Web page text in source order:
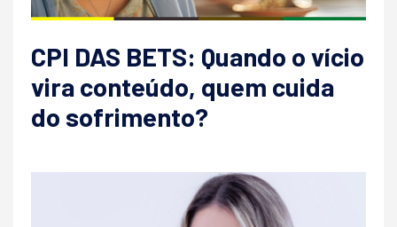
CPI DAS BETS: Quando o vício
vira conteúdo, quem cuida
do sofrimento?